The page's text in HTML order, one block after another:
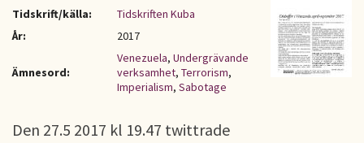
Tidskrift/källa:
Tidskriften Kuba
År:
2017
Ämnesord:
Venezuela, Undergrävande
verksamhet, Terrorism,
Imperialism, Sabotage
Den 27.5 2017 kl 19.47 twittrade